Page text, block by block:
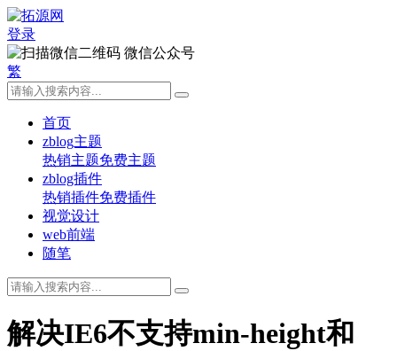
登录
微信公众号
繁
首页
zblog主题
热销主题免费主题
zblog插件
热销插件免费插件
视觉设计
web前端
随笔
解决IE6不支持min-height和